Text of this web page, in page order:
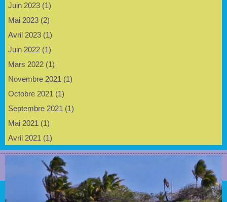
Juin 2023 (1)
Mai 2023 (2)
Avril 2023 (1)
Juin 2022 (1)
Mars 2022 (1)
Novembre 2021 (1)
Octobre 2021 (1)
Septembre 2021 (1)
Mai 2021 (1)
Avril 2021 (1)